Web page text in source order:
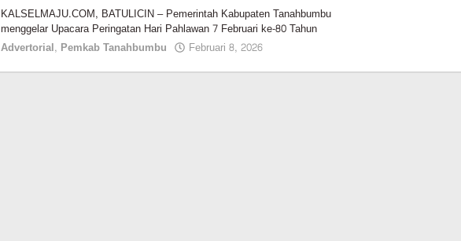
KALSELMAJU.COM, BATULICIN – Pemerintah Kabupaten Tanahbumbu
menggelar Upacara Peringatan Hari Pahlawan 7 Februari ke-80 Tahun
Advertorial, Pemkab Tanahbumbu Februari 8, 2026